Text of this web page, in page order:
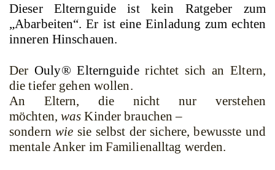
Dieser Elternguide ist kein Ratgeber zum
„Abarbeiten“. Er ist eine Einladung zum echten
inneren Hinschauen.
DerOuly® Elternguiderichtet sich an Eltern,
die tiefer gehen wollen.
An Eltern, die nicht nur verstehen
möchten, was Kinder brauchen –
sondernwie sie selbst der sichere, bewusste und
mentale Anker im Familienalltag werden.